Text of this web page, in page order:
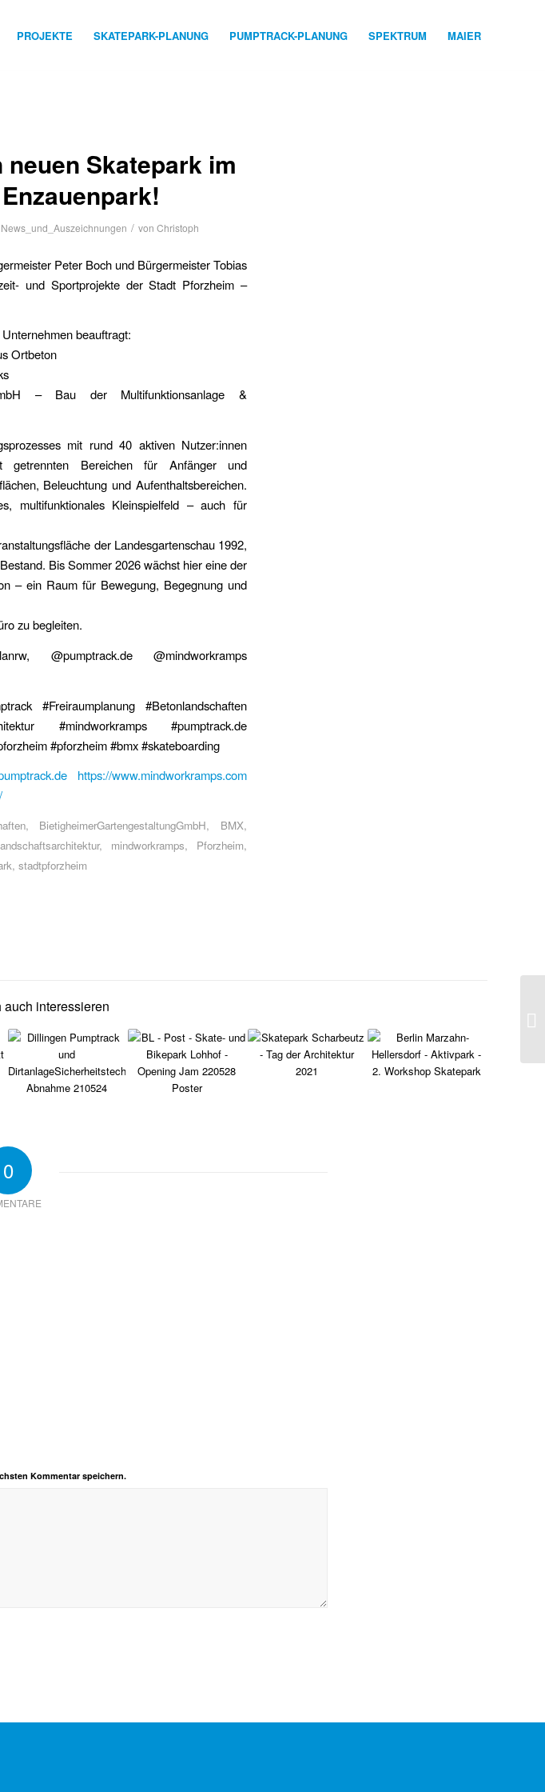
PROJEKTE SKATEPARK-PLANUNG PUMPTRACK-PLANUNG SPEKTRUM MAIER
Skatepark im
News_und_Auszeichnungen / von Christoph
Peter Boch und Bürgermeister Tobias
und Sportprojekte der Stadt Pforzheim –
beauftragt:
Ortbeton
– Bau der Multifunktionsanlage &
mit rund 40 aktiven Nutzer:innen
getrennten Bereichen für Anfänger und
Beleuchtung und Aufenthaltsbereichen.
multifunktionales Kleinspielfeld – auch für
der Landesgartenschau 1992,
Bis Sommer 2026 wächst hier eine der
– ein Raum für Bewegung, Begegnung und
zu begleiten.
@pumptrack.de @mindworkramps
#Freiraumplanung #Betonlandschaften
#mindworkramps #pumptrack.de
#pforzheim #bmx #skateboarding
https://www.mindworkramps.com
, BietigheimerGartengestaltungGmbH, BMX,
, mindworkramps, Pforzheim,
, stadtpforzheim
interessieren
0
Kommentar speichern.